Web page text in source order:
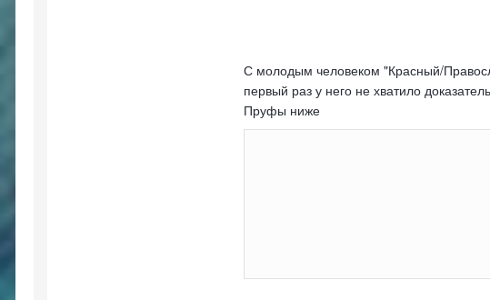
С молодым человеком "Красный/
первый раз у него не хватило
Пруфы ниже